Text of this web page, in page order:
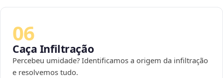
06
Caça Infiltração
Percebeu umidade? Identificamos a origem da infiltração
e resolvemos tudo.